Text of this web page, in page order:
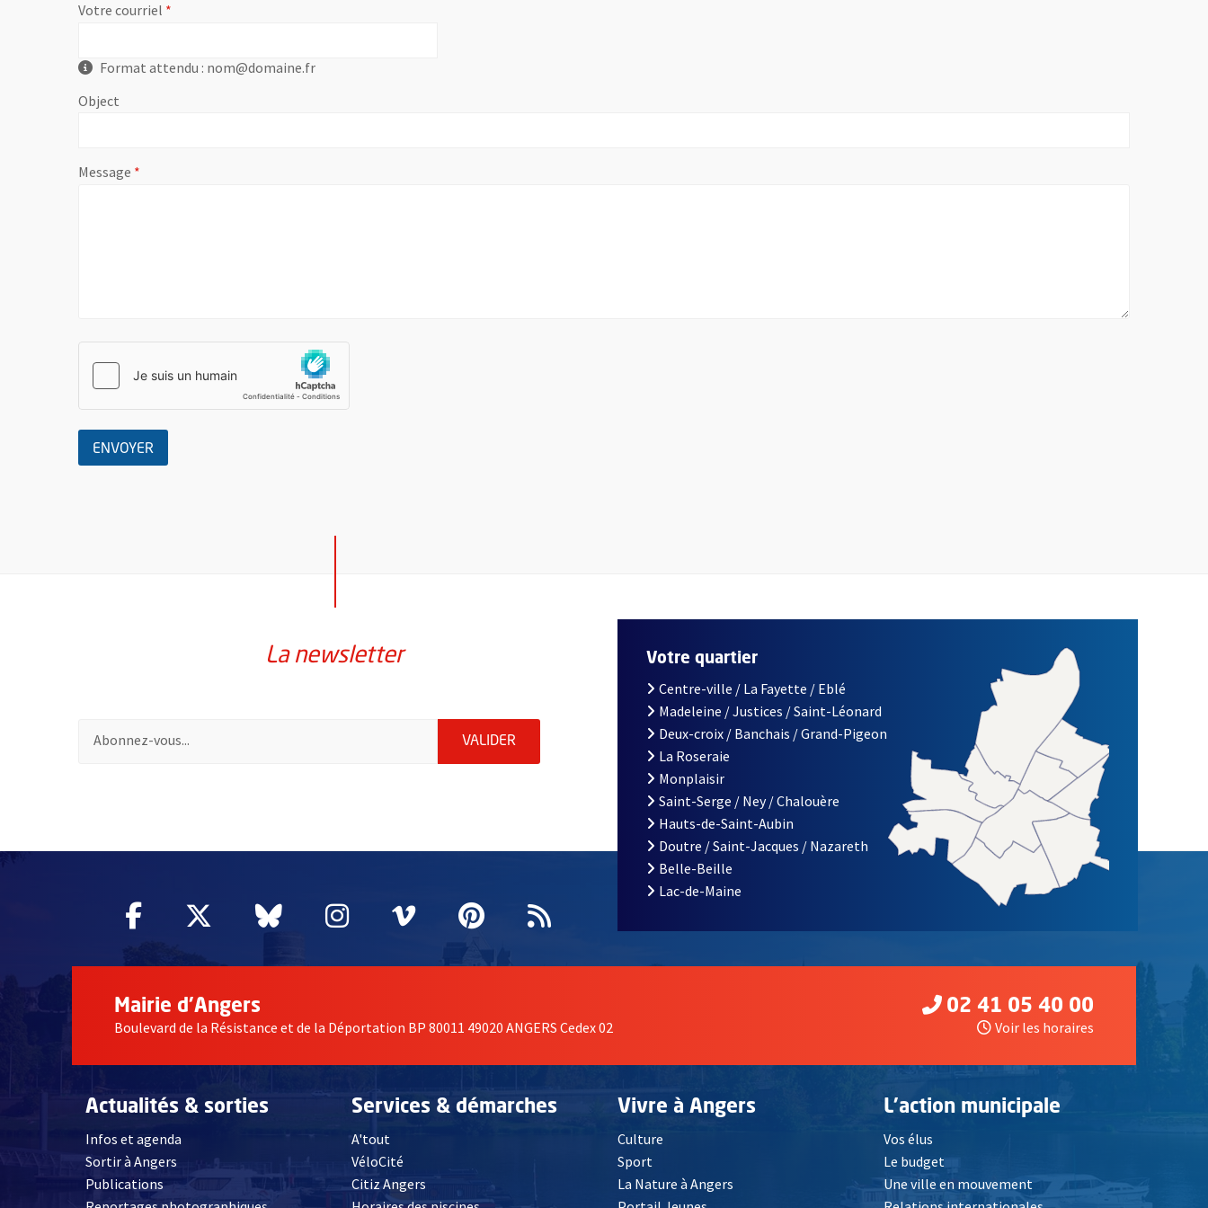
Votre courriel , champ obligatoire
Format attendu : nom@domaine.fr
Object
Message , champ obligatoire
ENVOYER
La newsletter
Pour vous inscrire à la lettre d'information de la ville d'Angers, indiquez votre email (champ obligatoire)
VALIDER ENVOYER MA DEMANDE D'INSCRIPTION À LA LETTRE D'INFORMATION DE LA VILLE D'ANGERS
Facebook
, Ouvre une nouvelle fenêtre
Twitter
, Ouvre une nouvelle fenêtre
Bluesky
, Ouvre une nouvelle fenêtre
Instagram
, Ouvre une nouvelle fenêtre
Vimeo
, Ouvre une nouvelle fenêtre
Pinterest
, Ouvre une nouvelle fenêtre
Flux RSS
Votre quartier
Centre-ville / La Fayette / Eblé
Madeleine / Justices / Saint-Léonard
Deux-croix / Banchais / Grand-Pigeon
La Roseraie
Monplaisir
Saint-Serge / Ney / Chalouère
Hauts-de-Saint-Aubin
Doutre / Saint-Jacques / Nazareth
Belle-Beille
Lac-de-Maine
Mairie d'Angers
Boulevard de la Résistance et de la Déportation BP 80011 49020 ANGERS Cedex 02
02 41 05 40 00
Voir les horaires
Actualités & sorties
Infos et agenda
Sortir à Angers
Publications
Services & démarches
A'tout
VéloCité
Citiz Angers , Ouvre une nouvelle fenêtre
Vivre à Angers
Culture
Sport
La Nature à Angers
L'action municipale
Vos élus
Le budget
Une ville en mouvement